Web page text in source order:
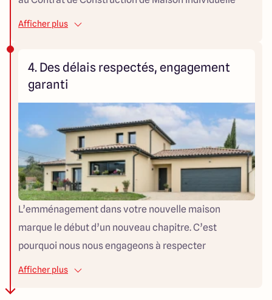
(CCMI), vous bénéficiez d’un prix ferme, définitif et
pour avancer sereinement à chaque étape de votre
projet.
Afficher plus
4. Des délais respectés, engagement
garanti
L’emménagement dans votre nouvelle maison
marque le début d’un nouveau chapitre. C’est
pourquoi nous nous engageons à respecter
rigoureusement le délai de livraison convenu. La
Afficher plus